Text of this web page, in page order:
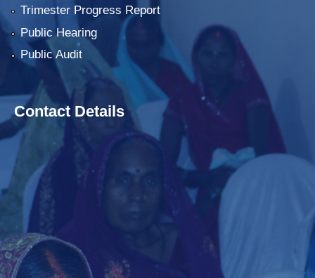
Trimester Progress Report
Public Hearing
Public Audit
Contact Details